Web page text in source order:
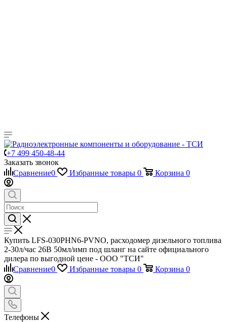
+7 499 450-48-44
Заказать звонок
Сравнение0 Избранные товары 0 Корзина 0
Купить LFS-030PHN6-PVNO, расходомер дизельного топлива
2-30л/час 26В 50мл/имп под шланг на сайте официального
дилера по выгодной цене - ООО "ТСИ"
Сравнение0 Избранные товары 0 Корзина 0
Телефоны